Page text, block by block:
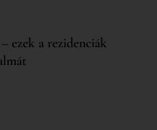
ezek a rezidenciák